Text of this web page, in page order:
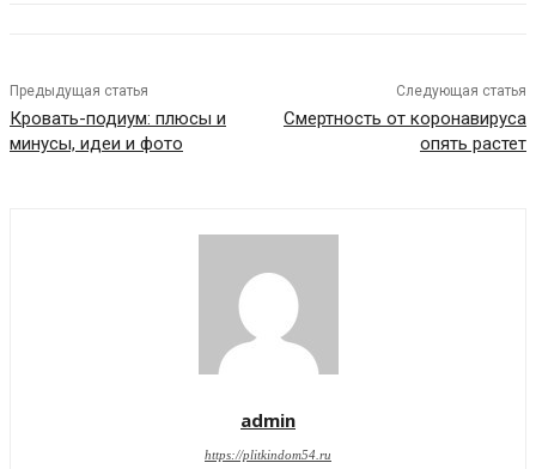
Предыдущая статья
Кровать-подиум: плюсы и
минусы, идеи и фото
Следующая статья
Смертность от коронавируса
опять растет
admin
https://plitkindom54.ru